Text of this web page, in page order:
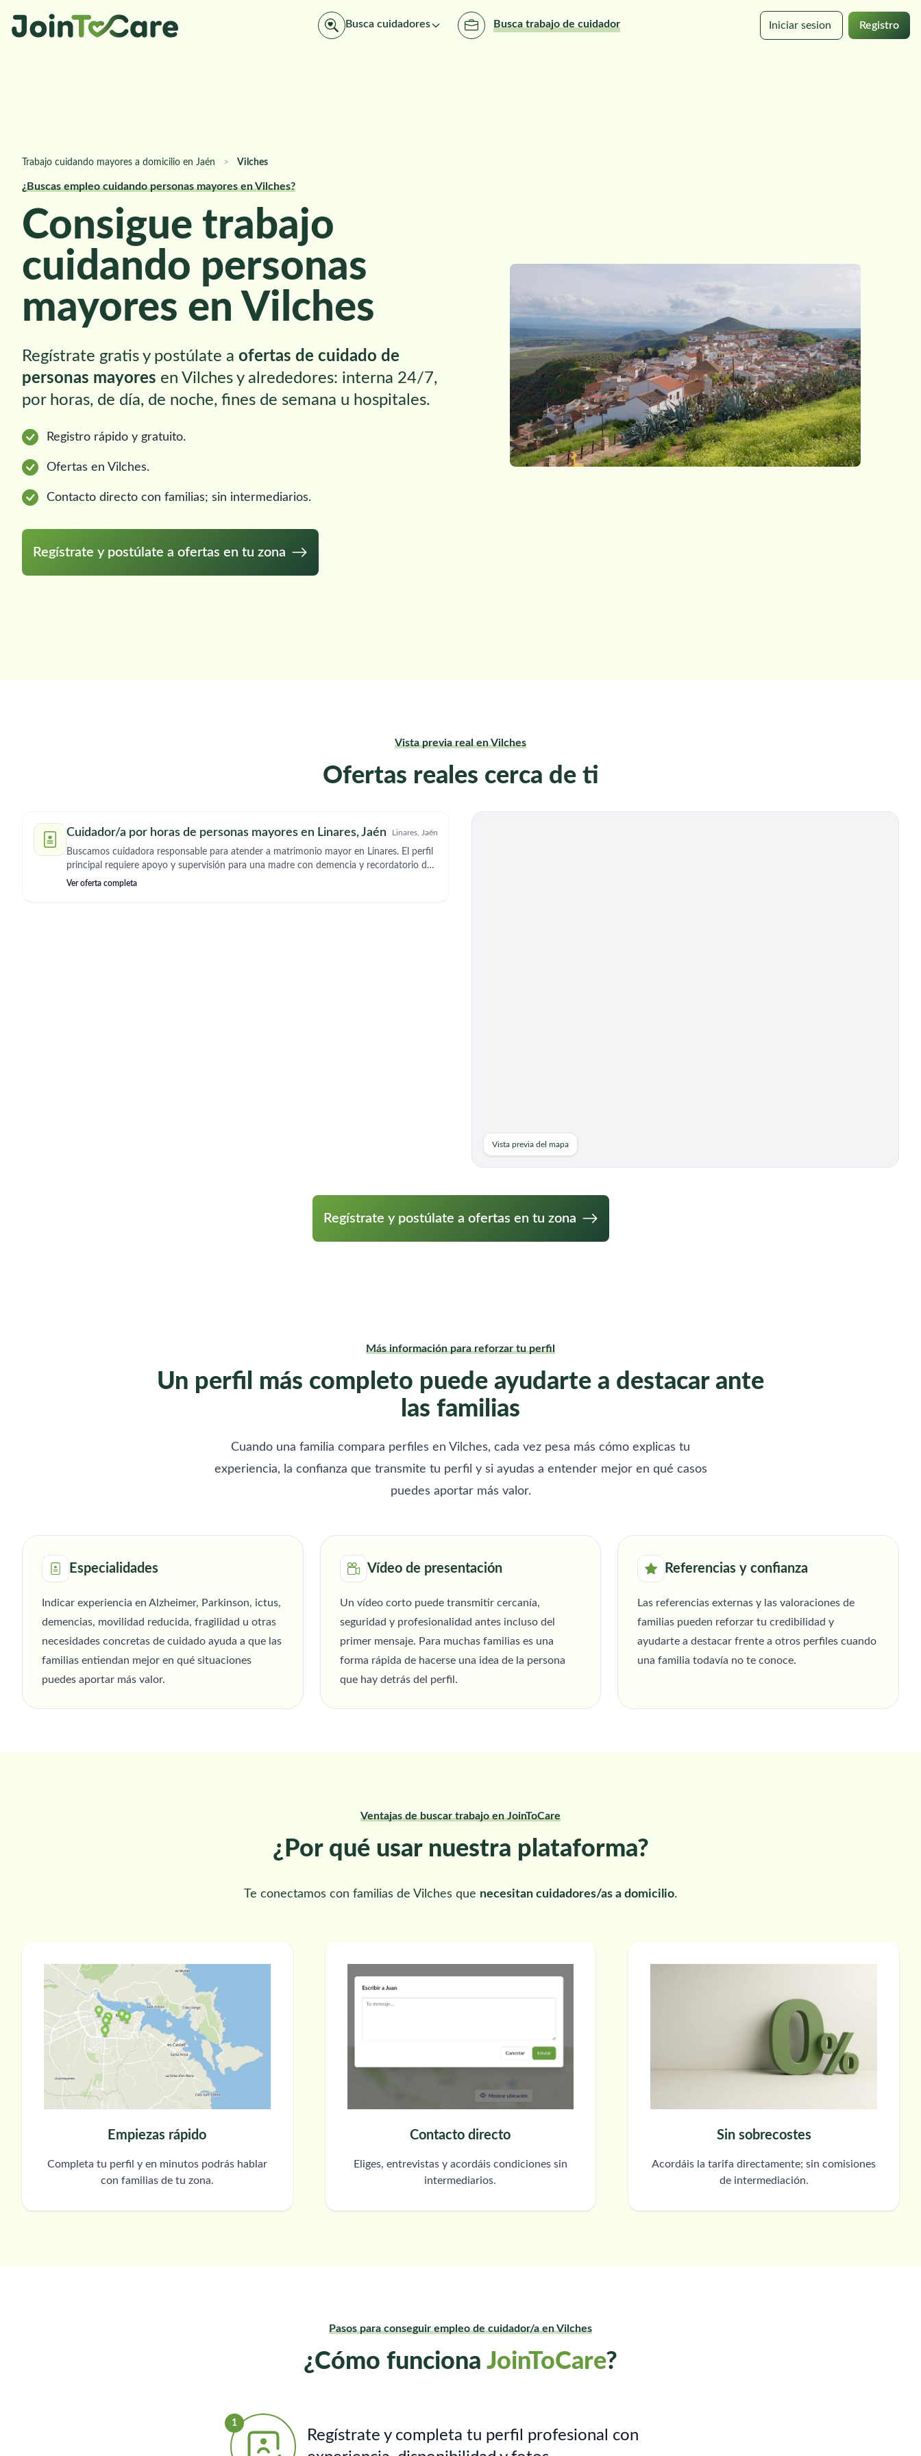
Busca cuidadores Busca trabajo de cuidador Iniciar sesion Registro
Trabajo cuidando mayores a domicilio en Jaén > Vilches
¿Buscas empleo cuidando personas mayores en Vilches?
Consigue trabajo
cuidando personas
mayores en Vilches
Regístrate gratis y postúlate a ofertas de cuidado de
personas mayores en Vilches y alrededores: interna 24/7,
por horas, de día, de noche, fines de semana u hospitales.
Registro rápido y gratuito.
Ofertas en Vilches.
Contacto directo con familias; sin intermediarios.
Regístrate y postúlate a ofertas en tu zona
Vista previa real en Vilches
Ofertas reales cerca de ti
Cuidador/a por horas de personas mayores en Linares, Jaén Linares, Jaén
Buscamos cuidadora responsable para atender a matrimonio mayor en Linares. El perfil
principal requiere apoyo y supervisión para una madre con demencia y recordatorio de
medicación para un padre autónomo. Condiciones del puesto: Horario: De lunes a
Ver oferta completa
Vista previa del mapa
Regístrate y postúlate a ofertas en tu zona
Más información para reforzar tu perfil
Un perfil más completo puede ayudarte a destacar ante
las familias
Cuando una familia compara perfiles en Vilches, cada vez pesa más cómo explicas tu
experiencia, la confianza que transmite tu perfil y si ayudas a entender mejor en qué casos
puedes aportar más valor.
Especialidades
Indicar experiencia en Alzheimer, Parkinson, ictus,
demencias, movilidad reducida, fragilidad u otras
necesidades concretas de cuidado ayuda a que las
familias entiendan mejor en qué situaciones
puedes aportar más valor.
Vídeo de presentación
Un vídeo corto puede transmitir cercanía,
seguridad y profesionalidad antes incluso del
primer mensaje. Para muchas familias es una
forma rápida de hacerse una idea de la persona
que hay detrás del perfil.
Referencias y confianza
Las referencias externas y las valoraciones de
familias pueden reforzar tu credibilidad y
ayudarte a destacar frente a otros perfiles cuando
una familia todavía no te conoce.
Ventajas de buscar trabajo en JoinToCare
¿Por qué usar nuestra plataforma?
Te conectamos con familias de Vilches que necesitan cuidadores/as a domicilio.
Empiezas rápido
Completa tu perfil y en minutos podrás hablar
con familias de tu zona.
Contacto directo
Eliges, entrevistas y acordáis condiciones sin
intermediarios.
Sin sobrecostes
Acordáis la tarifa directamente; sin comisiones
de intermediación.
Pasos para conseguir empleo de cuidador/a en Vilches
¿Cómo funciona JoinToCare?
1
Regístrate y completa tu perfil profesional con